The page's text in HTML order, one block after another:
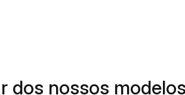
dos nossos modelos